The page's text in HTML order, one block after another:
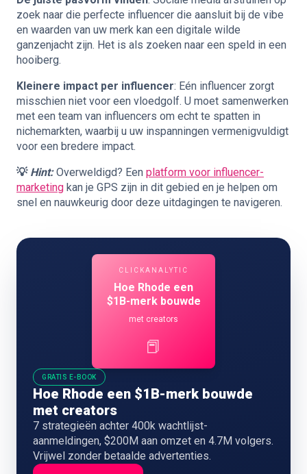
zoek naar die perfecte influencer die aansluit bij de vibe
en waarden van uw merk kan een digitale wilde
ganzenjacht zijn. Het is als zoeken naar een speld in een
hooiberg.
Kleinere impact per influencer: Eén influencer zorgt
misschien niet voor een vloedgolf. U moet samenwerken
met een team van influencers om echt te spatten in
nichemarkten, waarbij u uw inspanningen vermenigvuldigt
voor een bredere impact.
💡 Hint:Overweldigd? Een platform voor influencer-
marketing kan je GPS zijn in dit gebied en je helpen om
snel en nauwkeurig door deze uitdagingen te navigeren.
CLICKANALYTIC
Hoe Rhode een
$1B-merk bouwde
met creators
📕
GRATIS E-BOOK
Hoe Rhode een $1B-merk bouwde
met creators
7 strategieën achter 400k wachtlijst-
aanmeldingen, $200M aan omzet en 4.7M volgers.
Vrijwel zonder betaalde advertenties.